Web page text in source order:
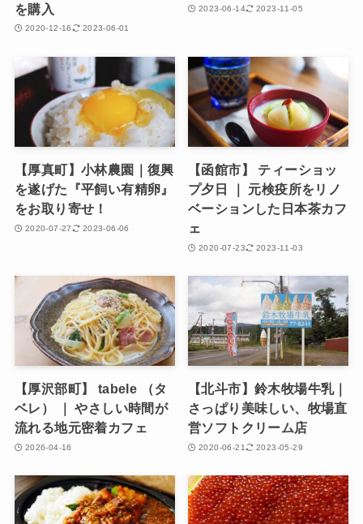
を購入
2020-12-16 2023-06-01
2023-06-14 2023-11-05
【厚真町】小林農園｜復興
を遂げた『平飼い有精卵』
をお取り寄せ！
2020-07-27 2023-06-06
【函館市】 ティーショッ
プ夕日 ｜ 元検疫所をリノ
ベーションした日本茶カフ
ェ
2020-07-23 2023-11-03
【厚沢部町】 tabele （タ
ベレ） ｜ やさしい時間が
流れる地元密着カフェ
2026-04-16
【北斗市】鈴木牧場牛乳｜
さっぱり美味しい、牧場直
営ソフトクリーム店
2020-06-21 2023-05-29